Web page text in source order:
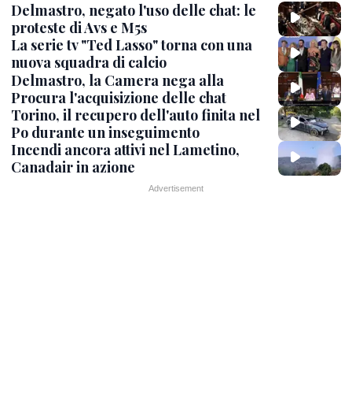
Delmastro, negato l'uso delle chat: le
proteste di Avs e M5s
La serie tv "Ted Lasso" torna con una
nuova squadra di calcio
Delmastro, la Camera nega alla
Procura l'acquisizione delle chat
Torino, il recupero dell'auto finita nel
Po durante un inseguimento
Incendi ancora attivi nel Lametino,
Canadair in azione